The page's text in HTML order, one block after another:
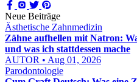
Neue Beiträge
Ästhetische Zahnmedizin
Zähne aufhellen mit Natron:
und was ich stattdessen mache
AUTOR • Aug 01, 2026
Parodontologie